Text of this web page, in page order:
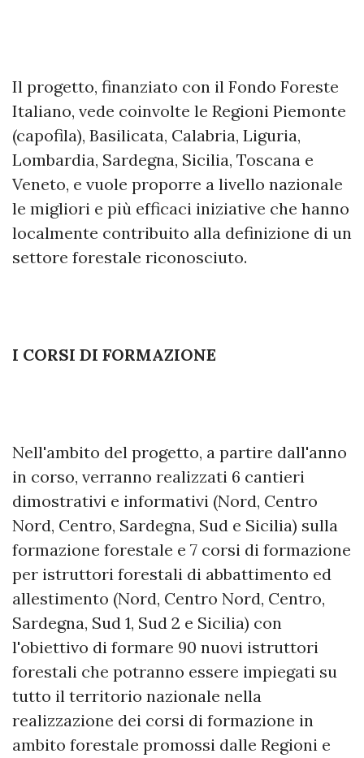
Il progetto, finanziato con il Fondo Foreste
Italiano, vede coinvolte le Regioni Piemonte
(capofila), Basilicata, Calabria, Liguria,
Lombardia, Sardegna, Sicilia, Toscana e
Veneto, e vuole proporre a livello nazionale
le migliori e più efficaci iniziative che hanno
localmente contribuito alla definizione di un
settore forestale riconosciuto.
I CORSI DI FORMAZIONE
Nell'ambito del progetto, a partire dall'anno
in corso, verranno realizzati 6 cantieri
dimostrativi e informativi (Nord, Centro
Nord, Centro, Sardegna, Sud e Sicilia) sulla
formazione forestale e 7 corsi di formazione
per istruttori forestali di abbattimento ed
allestimento (Nord, Centro Nord, Centro,
Sardegna, Sud 1, Sud 2 e Sicilia) con
l'obiettivo di formare 90 nuovi istruttori
forestali che potranno essere impiegati su
tutto il territorio nazionale nella
realizzazione dei corsi di formazione in
ambito forestale promossi dalle Regioni e